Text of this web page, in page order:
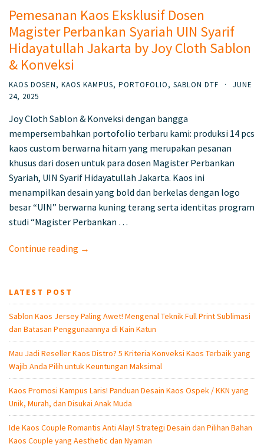
Pemesanan Kaos Eksklusif Dosen
Magister Perbankan Syariah UIN Syarif
Hidayatullah Jakarta by Joy Cloth Sablon
& Konveksi
KAOS DOSEN, KAOS KAMPUS, PORTOFOLIO, SABLON DTF ·
JUNE
24, 2025
Joy Cloth Sablon & Konveksi dengan bangga
mempersembahkan portofolio terbaru kami: produksi 14 pcs
kaos custom berwarna hitam yang merupakan pesanan
khusus dari dosen untuk para dosen Magister Perbankan
Syariah, UIN Syarif Hidayatullah Jakarta. Kaos ini
menampilkan desain yang bold dan berkelas dengan logo
besar “UIN” berwarna kuning terang serta identitas program
studi “Magister Perbankan …
Continue reading →
LATEST POST
Sablon Kaos Jersey Paling Awet! Mengenal Teknik Full Print Sublimasi
dan Batasan Penggunaannya di Kain Katun
Mau Jadi Reseller Kaos Distro? 5 Kriteria Konveksi Kaos Terbaik yang
Wajib Anda Pilih untuk Keuntungan Maksimal
Kaos Promosi Kampus Laris! Panduan Desain Kaos Ospek / KKN yang
Unik, Murah, dan Disukai Anak Muda
Ide Kaos Couple Romantis Anti Alay! Strategi Desain dan Pilihan Bahan
Kaos Couple yang Aesthetic dan Nyaman